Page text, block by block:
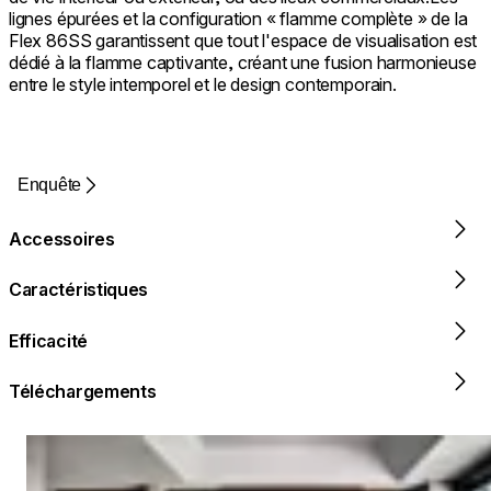
lignes épurées et la configuration « flamme complète » de la
Flex 86SS garantissent que tout l'espace de visualisation est
dédié à la flamme captivante, créant une fusion harmonieuse
entre le style intemporel et le design contemporain.
Enquête
Accessoires
Caractéristiques
Efficacité
Téléchargements
Loading image...